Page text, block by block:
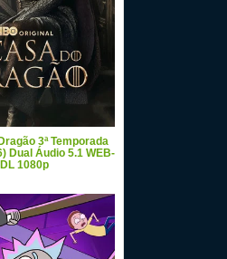
3ª Temporada
Dual Áudio 5.1 WEB-
DL 1080p